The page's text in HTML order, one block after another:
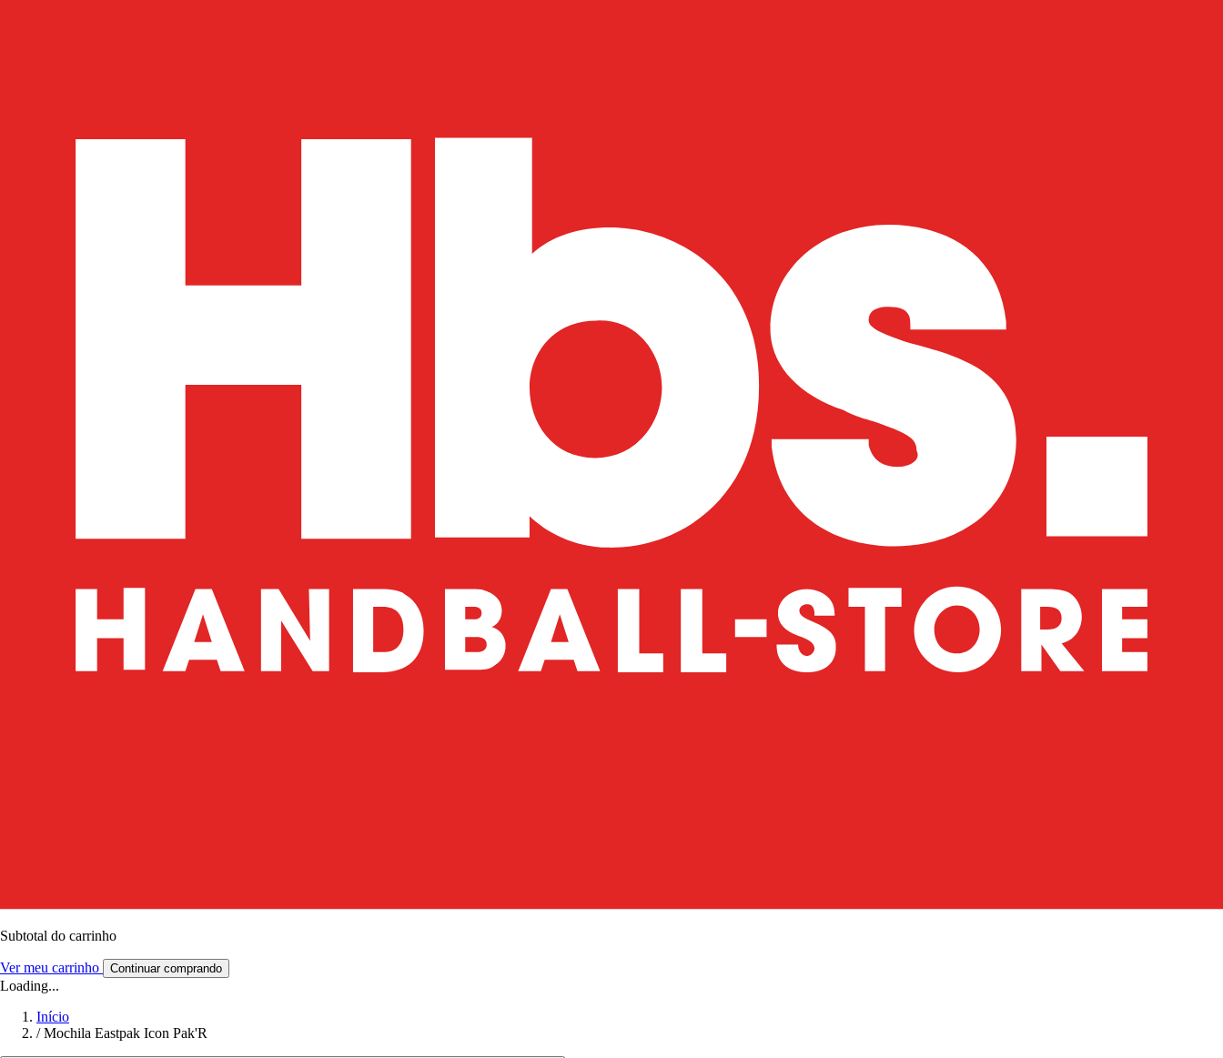
Subtotal do carrinho
Ver meu carrinho Continuar comprando
Loading...
Início
/ Mochila Eastpak Icon Pak'R